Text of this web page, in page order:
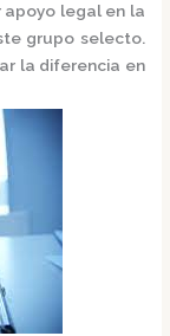
apoyo legal en la
grupo selecto.
la diferencia en